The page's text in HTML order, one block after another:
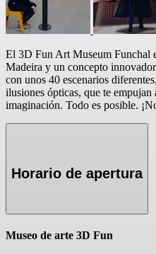
El 3D Fun Art Museum Funchal
Madeira y un concepto
con unos 40 escenarios
ilusiones ópticas, que te
imaginación. Todo es posible.
Horario de apertura
Museo de arte 3D Fun